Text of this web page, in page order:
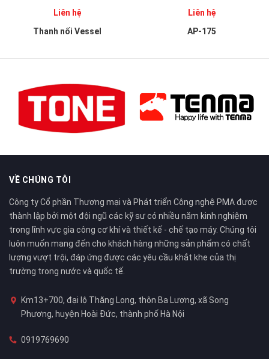
Liên hệ
Thanh nối Vessel
Liên hệ
AP-175
VỀ CHÚNG TÔI
Công ty Cổ phần Thương mại và Phát triển Công nghệ PMA được
thành lập bởi một đội ngũ các kỹ sư có nhiều năm kinh nghiệm
trong lĩnh vực gia công cơ khí và thiết kế - chế tạo máy. Chúng tôi
luôn muốn mang đến cho khách hàng những sản phẩm có chất
lượng vượt trội, đáp ứng được các yêu cầu khắt khe của thị
trường trong nước và quốc tế.
Km13+700, đại lộ Thăng Long, thôn Ba Lương, xã Song
Phương, huyện Hoài Đức, thành phố Hà Nội
0919769690